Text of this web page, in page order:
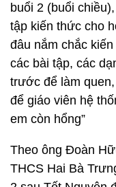
buổi 2 (buổi
tập kiến thức cho
đâu nắm chắc
các bài tập, các
trước để làm
để giáo viên hệ
em còn hổng”
Theo ông Đoàn
THCS Hai Bà